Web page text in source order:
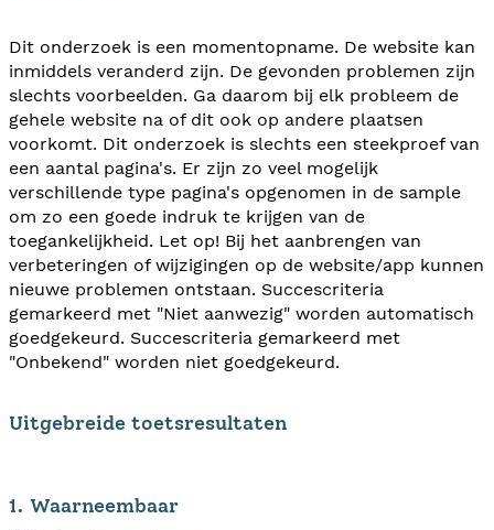
Dit onderzoek is een momentopname. De website kan
inmiddels veranderd zijn. De gevonden problemen zijn
slechts voorbeelden. Ga daarom bij elk probleem de
gehele website na of dit ook op andere plaatsen
voorkomt. Dit onderzoek is slechts een steekproef van
een aantal pagina's. Er zijn zo veel mogelijk
verschillende type pagina's opgenomen in de sample
om zo een goede indruk te krijgen van de
toegankelijkheid. Let op! Bij het aanbrengen van
verbeteringen of wijzigingen op de website/app kunnen
nieuwe problemen ontstaan. Succescriteria
gemarkeerd met "Niet aanwezig" worden automatisch
goedgekeurd. Succescriteria gemarkeerd met
"Onbekend" worden niet goedgekeurd.
Uitgebreide toetsresultaten
1. Waarneembaar